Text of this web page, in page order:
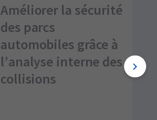
Améliorer la sécurité
des parcs
automobiles grâce à
l’analyse interne des
collisions